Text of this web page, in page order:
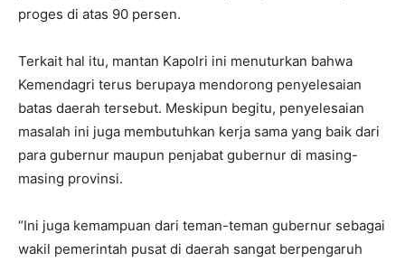
proges di atas 90 persen.
Terkait hal itu, mantan Kapolri ini menuturkan bahwa
Kemendagri terus berupaya mendorong penyelesaian
batas daerah tersebut. Meskipun begitu, penyelesaian
masalah ini juga membutuhkan kerja sama yang baik dari
para gubernur maupun penjabat gubernur di masing-
masing provinsi.
“Ini juga kemampuan dari teman-teman gubernur sebagai
wakil pemerintah pusat di daerah sangat berpengaruh